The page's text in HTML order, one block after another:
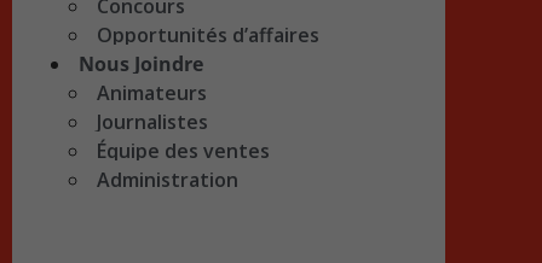
Concours
Opportunités d’affaires
Nous Joindre
Animateurs
Journalistes
Équipe des ventes
Administration